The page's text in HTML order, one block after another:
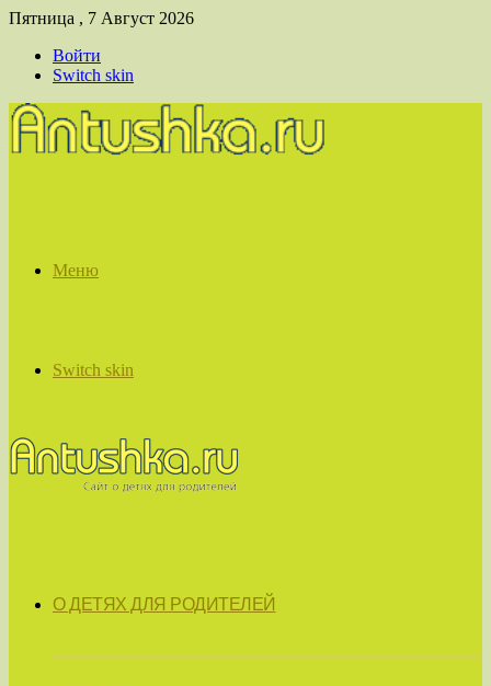
Пятница , 7 Август 2026
Войти
Switch skin
Меню
Switch skin
О ДЕТЯХ ДЛЯ РОДИТЕЛЕЙ